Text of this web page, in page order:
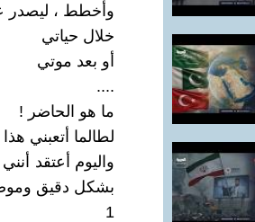
وأخطط ، ليصدر
خلال حياتي
أو بعد موتي
....
ما هو الحاضر !
لطالما أتعبني
واليوم أعتقد
بشكل دقيق
1